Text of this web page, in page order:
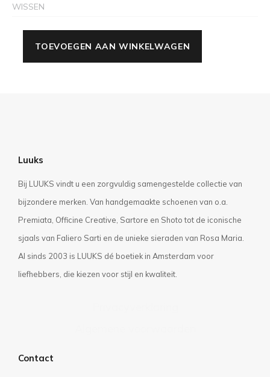
WISSEN
TOEVOEGEN AAN WINKELWAGEN
Luuks
Bij LUUKS vindt u een zorgvuldig samengestelde collectie van
bijzondere merken. Van handgemaakte schoenen van o.a.
Premiata, Officine Creative, Sartore en Shoto tot de iconische
sjaals van Faliero Sarti en de unieke sieraden van Rosa Maria.
Al sinds 2003 is LUUKS dé boetiek in Amsterdam voor
liefhebbers, die kiezen voor stijl en kwaliteit.
Contact